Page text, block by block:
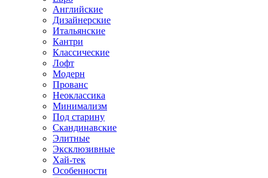
Английские
Дизайнерские
Итальянские
Кантри
Классические
Лофт
Модерн
Прованс
Неоклассика
Минимализм
Под старину
Скандинавские
Элитные
Эксклюзивные
Хай-тек
Особенности